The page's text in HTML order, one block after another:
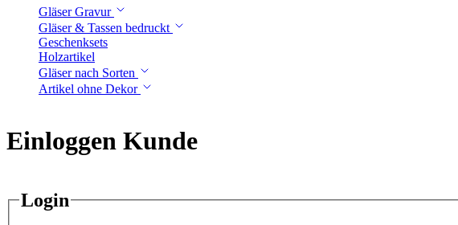
Gläser Gravur
Gläser & Tassen bedruckt
Geschenksets
Holzartikel
Gläser nach Sorten
Artikel ohne Dekor
Einloggen Kunde
Login